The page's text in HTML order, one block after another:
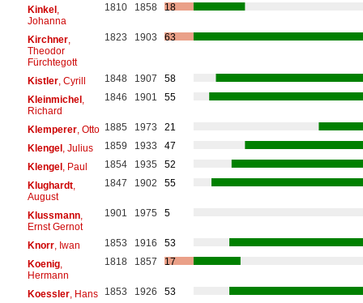
Kinkel,
Johanna
1810 1858 18
Kirchner,
Theodor
Fürchtegott
1823 1903 63
Kistler, Cyrill 1848 1907
58
Kleinmichel,
Richard
1846 1901 55
Klemperer, Otto 1885 1973
21
Klengel, Julius 1859 1933
47
Klengel, Paul 1854 1935
52
Klughardt,
August
1847 1902 55
Klussmann,
Ernst Gernot
1901 1975 5
Knorr, Iwan 1853 1916
53
Koenig,
Hermann
1818 1857 17
Koessler, Hans 1853 1926
53